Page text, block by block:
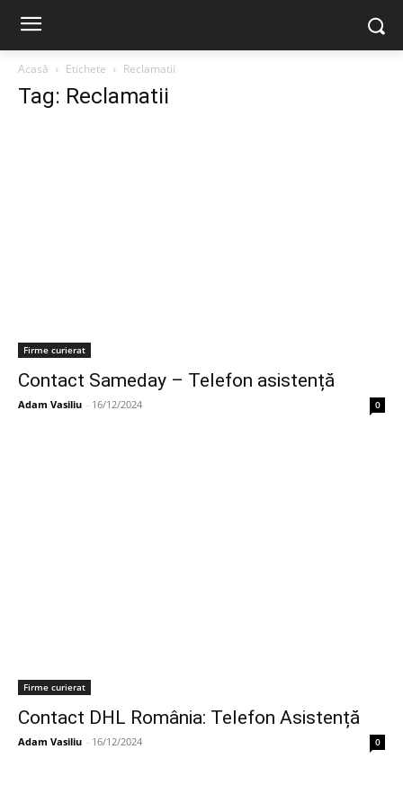
Acasă Etichete Reclamatii
Tag: Reclamatii
Firme curierat
Contact Sameday – Telefon asistență
Adam Vasiliu - 16/12/2024 0
Firme curierat
Contact DHL România: Telefon Asistență
Adam Vasiliu - 16/12/2024 0